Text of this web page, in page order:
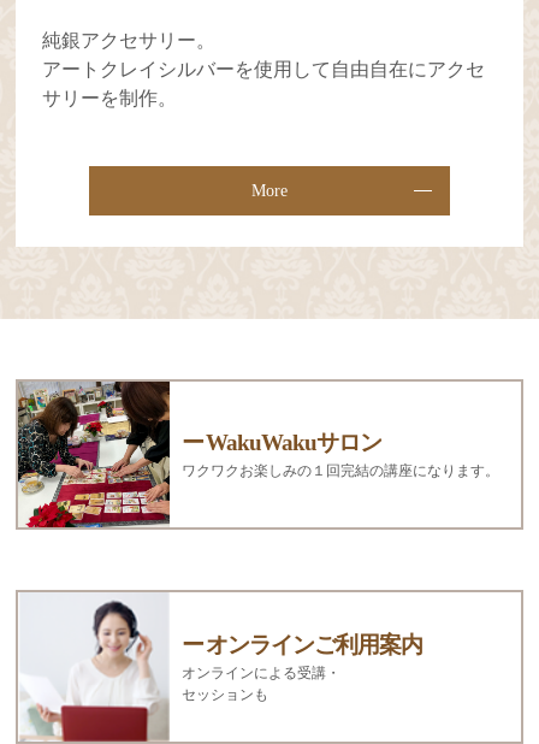
純銀アクセサリー。
アートクレイシルバーを使用して自由自在にアクセ
サリーを制作。
More
WakuWakuサロン
ワクワクお楽しみの１回完結の講座になります。
オンラインご利用案内
オンラインによる受講・
セッションも